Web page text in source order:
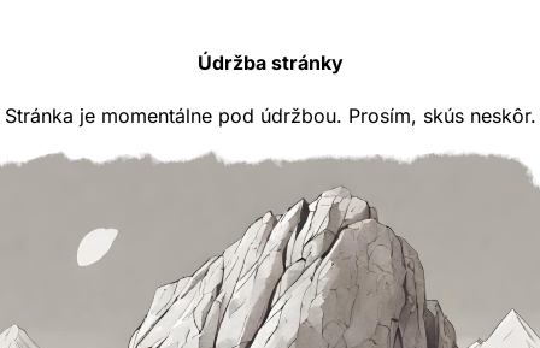
Údržba stránky
Stránka je momentálne pod údržbou. Prosím, skús neskôr.